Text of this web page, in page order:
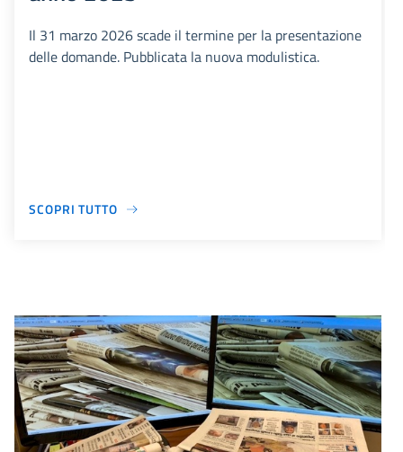
Il 31 marzo 2026 scade il termine per la presentazione
delle domande. Pubblicata la nuova modulistica.
SCOPRI TUTTO